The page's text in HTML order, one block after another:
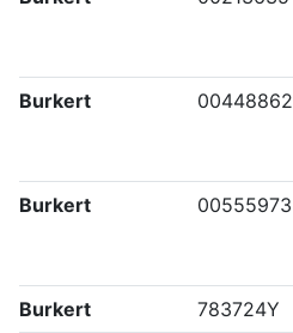
Burkert 00448862
Burkert 00555973
Burkert 783724Y